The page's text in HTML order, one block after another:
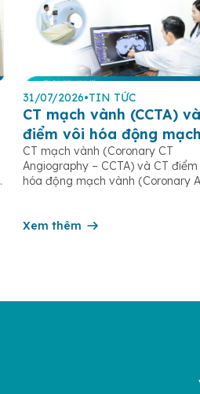
31/07/2026•TIN TỨC
CT mạch vành (CCTA)
điểm vôi hóa động mạch
vành (CAC): Khi nào nên
hiện?
CT mạch vành (Coronary CT
Angiography – CCTA) và CT điểm
hóa động mạch vành (Coronary
phát hiện sớm bệnh lý tim mạch,
Xem thêm